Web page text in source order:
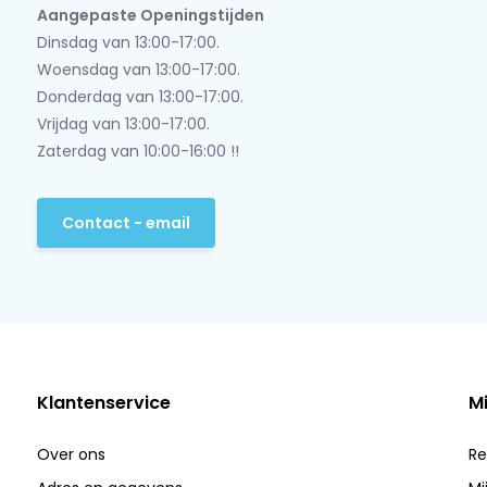
Aangepaste Openingstijden
Dinsdag van 13:00-17:00.
Woensdag van 13:00-17:00.
Donderdag van 13:00-17:00.
Vrijdag van 13:00-17:00.
Zaterdag van 10:00-16:00 !!
Contact - email
Klantenservice
Over ons